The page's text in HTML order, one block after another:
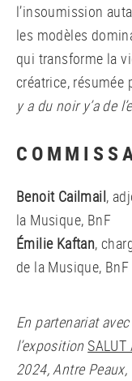
l’insoumission
les modèles
qui transforme la
créatrice, résumée
y a du noir y’a de
Benoit Cailmail,
la Musique, BnF
Émilie Kaftan,
de la Musique, BnF
En partenariat avec
l’exposition SALUT
2024, Antre